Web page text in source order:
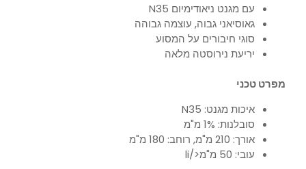
עם מגנט ניאודימיום N35
גאוסיאני גבוה, עוצמה גבוהה
סוגי חיבורים על המסוע
יריעת נירוסטה מלאה
מפרט טכני
איכות מגנט: N35
סובלנות: 1% מ"מ
אורך: 210 מ"מ, רוחב: 180 מ"מ
עובי: 50 מ"מ</li